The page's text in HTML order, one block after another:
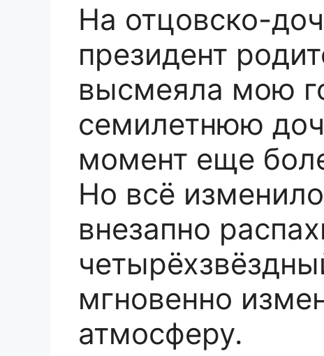
На отцовско-
президент
высмеяла мою
семилетнюю
момент еще
Но всё
внезапно
мгновенно
атмосферу.